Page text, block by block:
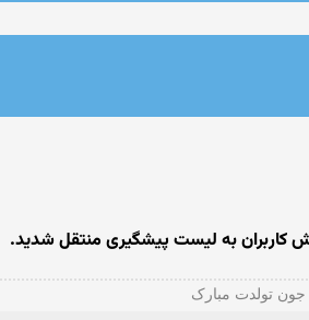
کاربران به لیست پیشگیری منتقل شدید.
جون تولدت مبارک